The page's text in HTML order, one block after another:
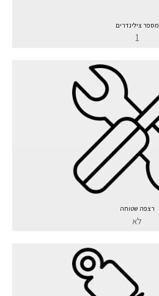
מספר צילינדרים
1
רצפה שטוחה
לא